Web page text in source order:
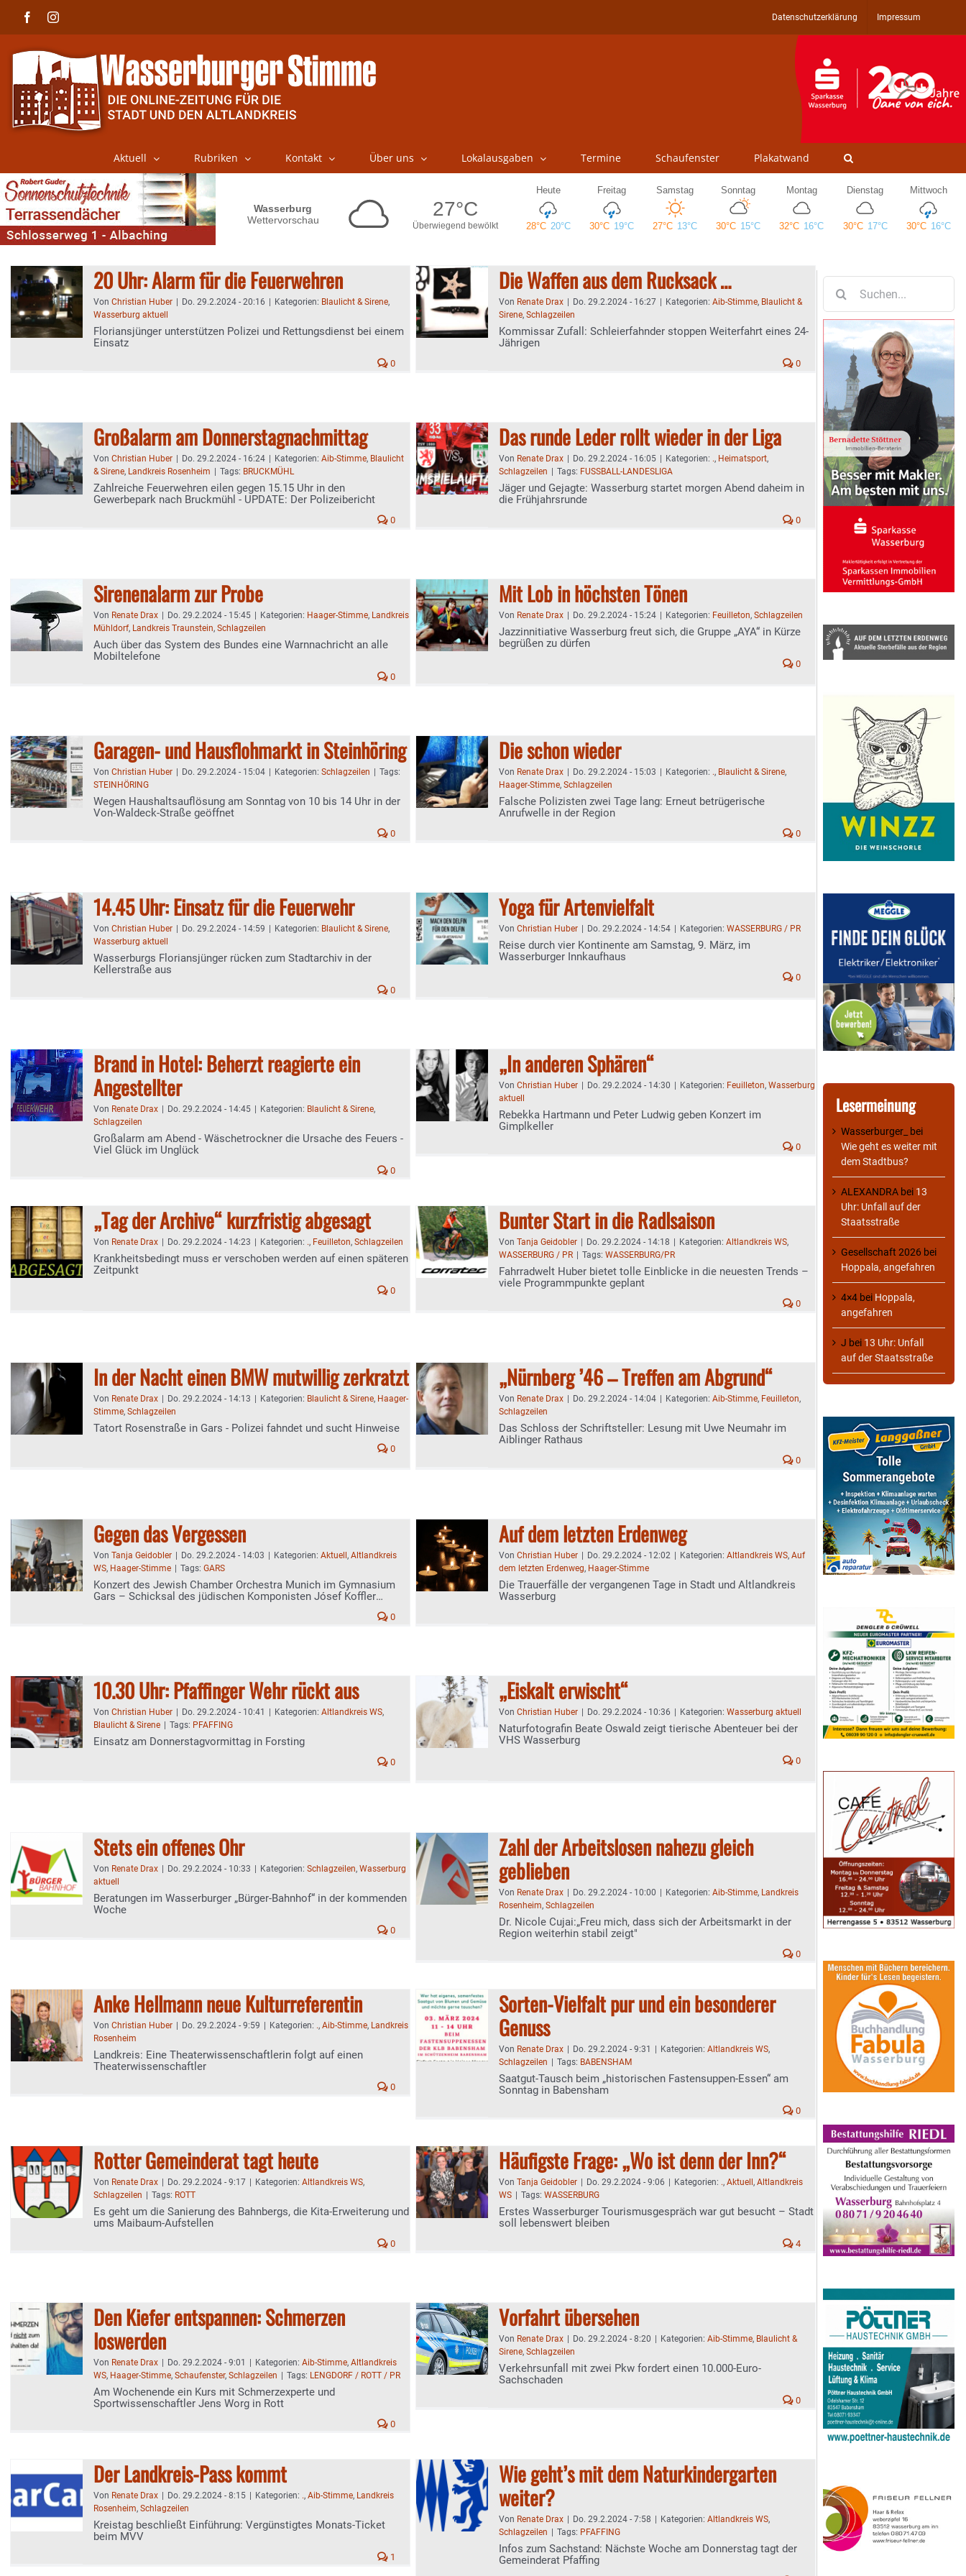
FacebookInstagram Datenschutzerklärung Impressum
Aktuell Rubriken Kontakt Über uns Lokalausgaben Termine Schaufenster Plakatwand
20 Uhr: Alarm für die Feuerwehren
Von Christian Huber Do. 29.2.2024 - 20:16 Kategorien: Blaulicht & Sirene,
Wasserburg aktuell
Floriansjünger unterstützen Polizei und Rettungsdienst bei einem
Einsatz
0
Die Waffen aus dem Rucksack …
Von Renate Drax Do. 29.2.2024 - 16:27 Kategorien: Aib-Stimme, Blaulicht &
Sirene, Schlagzeilen
Kommissar Zufall: Schleierfahnder stoppen Weiterfahrt eines 24-
Jährigen
0
Großalarm am Donnerstagnachmittag
Von Christian Huber Do. 29.2.2024 - 16:24 Kategorien: Aib-Stimme, Blaulicht
& Sirene, Landkreis Rosenheim Tags: BRUCKMÜHL
Zahlreiche Feuerwehren eilen gegen 15.15 Uhr in den
Gewerbepark nach Bruckmühl - UPDATE: Der Polizeibericht
0
Das runde Leder rollt wieder in der Liga
Von Renate Drax Do. 29.2.2024 - 16:05 Kategorien: ., Heimatsport,
Schlagzeilen
Tags: FUSSBALL-LANDESLIGA
Jäger und Gejagte: Wasserburg startet morgen Abend daheim in
die Frühjahrsrunde
0
Sirenenalarm zur Probe
Von Renate Drax Do. 29.2.2024 - 15:45 Kategorien: Haager-Stimme, Landkreis
Mühldorf, Landkreis Traunstein, Schlagzeilen
Auch über das System des Bundes eine Warnnachricht an alle
Mobiltelefone
0
Mit Lob in höchsten Tönen
Von Renate Drax Do. 29.2.2024 - 15:24 Kategorien: Feuilleton, Schlagzeilen
Jazzinnitiative Wasserburg freut sich, die Gruppe „AYA“ in Kürze
begrüßen zu dürfen
0
Garagen- und Hausflohmarkt in Steinhöring
Von Christian Huber Do. 29.2.2024 - 15:04 Kategorien: Schlagzeilen
Tags:
STEINHÖRING
Wegen Haushaltsauflösung am Sonntag von 10 bis 14 Uhr in der
Von-Waldeck-Straße geöffnet
0
Die schon wieder
Von Renate Drax Do. 29.2.2024 - 15:03 Kategorien: ., Blaulicht & Sirene,
Haager-Stimme, Schlagzeilen
Falsche Polizisten zwei Tage lang: Erneut betrügerische
Anrufwelle in der Region
0
14.45 Uhr: Einsatz für die Feuerwehr
Von Christian Huber Do. 29.2.2024 - 14:59 Kategorien: Blaulicht & Sirene,
Wasserburg aktuell
Wasserburgs Floriansjünger rücken zum Stadtarchiv in der
Kellerstraße aus
0
Yoga für Artenvielfalt
Von Christian Huber Do. 29.2.2024 - 14:54 Kategorien: WASSERBURG / PR
Reise durch vier Kontinente am Samstag, 9. März, im
Wasserburger Innkaufhaus
0
Brand in Hotel: Beherzt reagierte ein
Angestellter
Von Renate Drax Do. 29.2.2024 - 14:45 Kategorien: Blaulicht & Sirene,
Schlagzeilen
Großalarm am Abend - Wäschetrockner die Ursache des Feuers -
Viel Glück im Unglück
0
„In anderen Sphären“
Von Christian Huber Do. 29.2.2024 - 14:30 Kategorien: Feuilleton, Wasserburg
aktuell
Rebekka Hartmann und Peter Ludwig geben Konzert im
Gimplkeller
0
„Tag der Archive“ kurzfristig abgesagt
Von Renate Drax Do. 29.2.2024 - 14:23 Kategorien: ., Feuilleton, Schlagzeilen
Krankheitsbedingt muss er verschoben werden auf einen späteren
Zeitpunkt
0
Bunter Start in die Radlsaison
Von Tanja Geidobler Do. 29.2.2024 - 14:18 Kategorien: Altlandkreis WS,
WASSERBURG / PR
Tags: WASSERBURG/PR
Fahrradwelt Huber bietet tolle Einblicke in die neuesten Trends –
viele Programmpunkte geplant
0
In der Nacht einen BMW mutwillig zerkratzt
Von Renate Drax Do. 29.2.2024 - 14:13 Kategorien: Blaulicht & Sirene, Haager-
Stimme, Schlagzeilen
Tatort Rosenstraße in Gars - Polizei fahndet und sucht Hinweise
0
„Nürnberg ’46 – Treffen am Abgrund“
Von Renate Drax Do. 29.2.2024 - 14:04 Kategorien: Aib-Stimme, Feuilleton,
Schlagzeilen
Das Schloss der Schriftsteller: Lesung mit Uwe Neumahr im
Aiblinger Rathaus
0
Gegen das Vergessen
Von Tanja Geidobler Do. 29.2.2024 - 14:03 Kategorien: Aktuell , Altlandkreis
WS, Haager-Stimme Tags: GARS
Konzert des Jewish Chamber Orchestra Munich im Gymnasium
Gars – Schicksal des jüdischen Komponisten Jósef Koffler
0
Auf dem letzten Erdenweg
Von Christian Huber Do. 29.2.2024 - 12:02 Kategorien: Altlandkreis WS, Auf
dem letzten Erdenweg, Haager-Stimme
Die Trauerfälle der vergangenen Tage in Stadt und Altlandkreis
Wasserburg
10.30 Uhr: Pfaffinger Wehr rückt aus
Von Christian Huber Do. 29.2.2024 - 10:41 Kategorien: Altlandkreis WS,
Blaulicht & Sirene
Tags: PFAFFING
Einsatz am Donnerstagvormittag in Forsting
0
„Eiskalt erwischt“
Von Christian Huber Do. 29.2.2024 - 10:36 Kategorien: Wasserburg aktuell
Naturfotografin Beate Oswald zeigt tierische Abenteuer bei der
VHS Wasserburg
0
Stets ein offenes Ohr
Von Renate Drax Do. 29.2.2024 - 10:33 Kategorien: Schlagzeilen, Wasserburg
aktuell
Beratungen im Wasserburger „Bürger-Bahnhof“ in der kommenden
Woche
0
Zahl der Arbeitslosen nahezu gleich
geblieben
Von Renate Drax Do. 29.2.2024 - 10:00 Kategorien: Aib-Stimme, Landkreis
Rosenheim, Schlagzeilen
Dr. Nicole Cujai:„Freu mich, dass sich der Arbeitsmarkt in der
Region weiterhin stabil zeigt"
0
Anke Hellmann neue Kulturreferentin
Von Christian Huber Do. 29.2.2024 - 9:59 Kategorien: ., Aib-Stimme, Landkreis
Rosenheim
Landkreis: Eine Theaterwissenschaftlerin folgt auf einen
Theaterwissenschaftler
0
Sorten-Vielfalt pur und ein besonderer
Genuss
Von Renate Drax Do. 29.2.2024 - 9:31 Kategorien: Altlandkreis WS,
Schlagzeilen
Tags: BABENSHAM
Saatgut-Tausch beim „historischen Fastensuppen-Essen“ am
Sonntag in Babensham
0
Rotter Gemeinderat tagt heute
Von Renate Drax Do. 29.2.2024 - 9:17 Kategorien: Altlandkreis WS,
Schlagzeilen
Tags: ROTT
Es geht um die Sanierung des Bahnbergs, die Kita-Erweiterung und
ums Maibaum-Aufstellen
0
Häufigste Frage: „Wo ist denn der Inn?“
Von Tanja Geidobler Do. 29.2.2024 - 9:06 Kategorien: ., Aktuell , Altlandkreis
WS
Tags: WASSERBURG
Erstes Wasserburger Tourismusgespräch war gut besucht – Stadt
soll lebenswert bleiben
4
Den Kiefer entspannen: Schmerzen
loswerden
Von Renate Drax Do. 29.2.2024 - 9:01 Kategorien: Aib-Stimme, Altlandkreis
WS, Haager-Stimme, Schaufenster, Schlagzeilen Tags: LENGDORF / ROTT / PR
Am Wochenende ein Kurs mit Schmerzexperte und
Sportwissenschaftler Jens Worg in Rott
0
Vorfahrt übersehen
Von Renate Drax Do. 29.2.2024 - 8:20 Kategorien: Aib-Stimme, Blaulicht &
Sirene, Schlagzeilen
Verkehrsunfall mit zwei Pkw fordert einen 10.000-Euro-
Sachschaden
0
Der Landkreis-Pass kommt
Von Renate Drax Do. 29.2.2024 - 8:15 Kategorien: ., Aib-Stimme, Landkreis
Rosenheim, Schlagzeilen
Kreistag beschließt Einführung: Vergünstigtes Monats-Ticket
beim MVV
1
Wie geht’s mit dem Naturkindergarten
weiter?
Von Renate Drax Do. 29.2.2024 - 7:58 Kategorien: Altlandkreis WS,
Schlagzeilen
Tags: PFAFFING
Infos zum Sachstand: Nächste Woche am Donnerstag tagt der
Gemeinderat Pfaffing
nach:
Lesermeinung
Wasserburger_
bei
Wie geht es weiter mit
dem Stadtbus?
ALEXANDRA bei 13
Uhr: Unfall auf der
Staatsstraße
Gesellschaft 2026 bei
Hoppala, angefahren
4×4 bei Hoppala,
angefahren
J bei 13 Uhr: Unfall
auf der Staatsstraße